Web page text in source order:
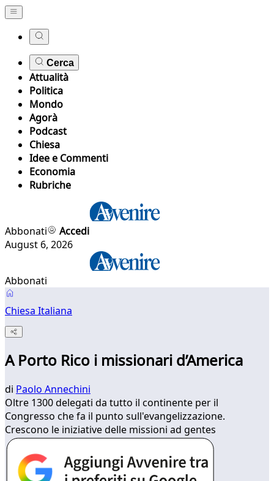
Cerca
Attualità
Politica
Mondo
Agorà
Podcast
Chiesa
Idee e Commenti
Economia
Rubriche
Abbonati
Accedi
August 6, 2026
Abbonati
Chiesa Italiana
A Porto Rico i missionari d’America
di Paolo Annechini
Oltre 1300 delegati da tutto il continente per il
Congresso che fa il punto sull'evangelizzazione.
Crescono le iniziative delle missioni ad gentes